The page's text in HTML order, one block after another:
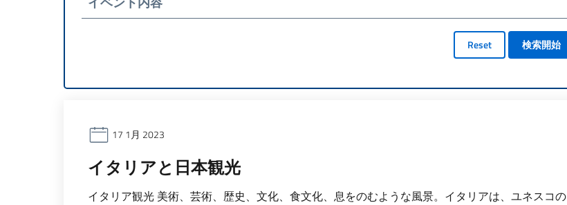
Reset 検索開始
17 1月 2023
イタリアと日本観光
イタリア観光 美術、芸術、歴史、文化、食文化、息をのむような風景。イタリアは、ユネスコの